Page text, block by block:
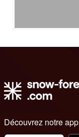
Découvrez notre app